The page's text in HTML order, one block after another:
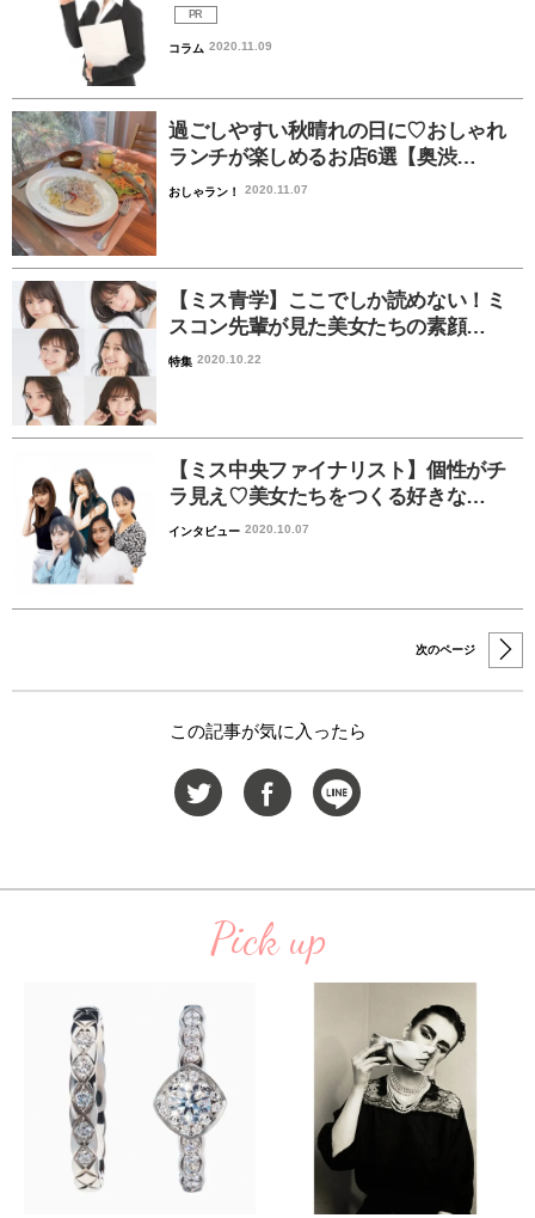
PR
コラム 2020.11.09
過ごしやすい秋晴れの日に♡おしゃれ
ランチが楽しめるお店6選【奥渋…
おしゃラン！ 2020.11.07
【ミス青学】ここでしか読めない！ミ
スコン先輩が見た美女たちの素顔…
特集 2020.10.22
【ミス中央ファイナリスト】個性がチ
ラ見え♡美女たちをつくる好きな…
インタビュー 2020.10.07
次のページ
この記事が気に入ったら
Pick up